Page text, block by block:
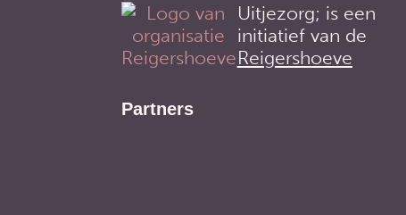
Uitjezorg; is een
initiatief van de
Reigershoeve
Partners